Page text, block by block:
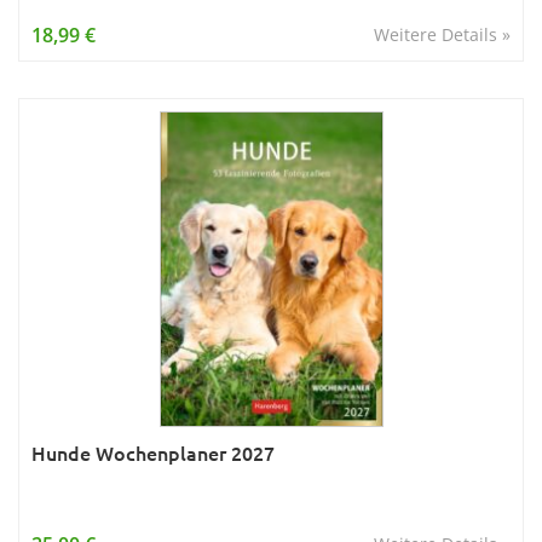
Young Adult
Weitere Details »
18,99 €
Hunde Wochenplaner 2027